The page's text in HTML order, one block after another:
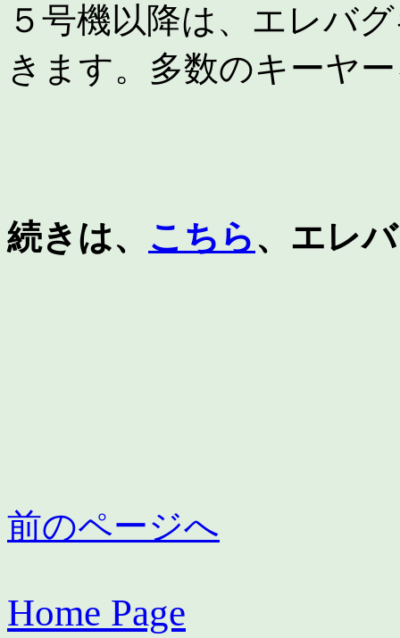
５号機以降は、エレバ
きます。多数のキーヤ
続きは、 こちら 、エレ
前のページへ
Home Page